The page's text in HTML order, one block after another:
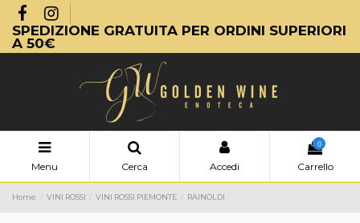
SPEDIZIONE GRATUITA PER ORDINI SUPERIORI
A 50€
Menu Cerca Accedi
0
Carrello
Home VINI ROSSI VINI ROSSI PIEMONTE RAINOLDI